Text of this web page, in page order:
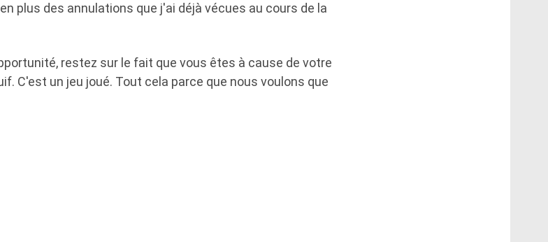
plus des annulations que j'ai déjà vécues au cours de la
restez sur le fait que vous êtes à cause de votre
C'est un jeu joué. Tout cela parce que nous voulons que